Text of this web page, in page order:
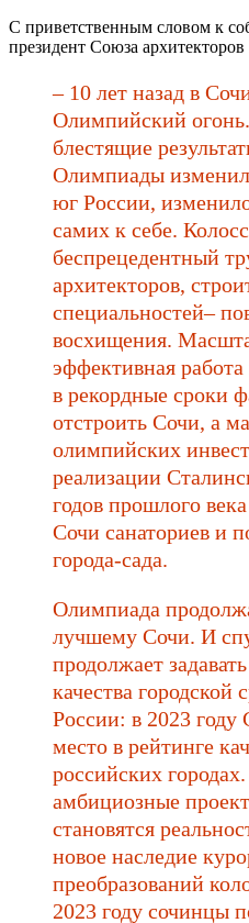
С приветственным словом к
президент Союза
– 10 лет назад в
Олимпийский
блестящие
Олимпиады
юг России,
самих к себе.
беспрецедентный
архитекторов,
специальностей–
восхищения.
эффективная
в рекордные сроки
отстроить Сочи, а
олимпийских
реализации
годов прошлого
Сочи санаториев и
города-сада.
Олимпиада
лучшему Сочи. И
продолжает
качества городской
России: в 2023 году
место в рейтинге
российских
амбициозные
становятся
новое наследие
преобразований
2023 году сочинцы